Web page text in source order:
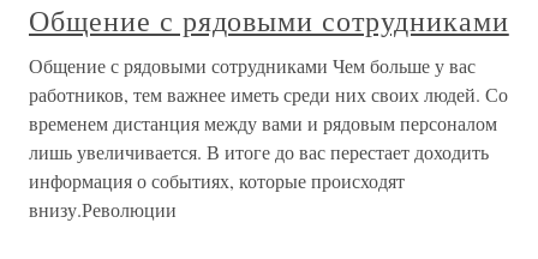
Общение с рядовыми сотрудниками
Общение с рядовыми сотрудниками Чем больше у вас
работников, тем важнее иметь среди них своих людей. Со
временем дистанция между вами и рядовым персоналом
лишь увеличивается. В итоге до вас перестает доходить
информация о событиях, которые происходят
внизу.Революции